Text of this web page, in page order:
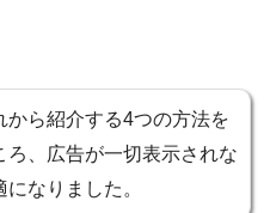
から紹介する4つの方法を
ろ、広告が一切表示されな
になりました。